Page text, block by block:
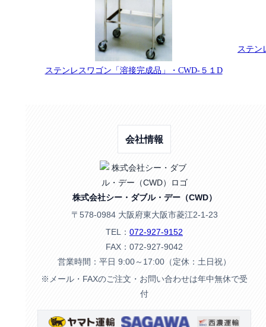
ステンレスワゴン「溶接完成品」・CWD-５１D
ステン
会社情報
株式会社シー・ダブル・デー（CWD）
〒578-0984 大阪府東大阪市菱江2-1-23
TEL： 072-927-9152
FAX：072-927-9042
営業時間：平日 9:00～17:00（定休：土日祝）
※メール・FAXのご注文・お問い合わせは年中無休で受
付